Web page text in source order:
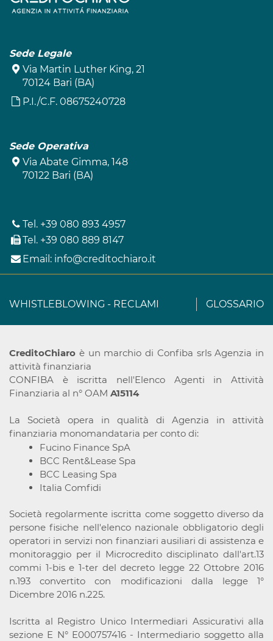
Sede Legale
Via Martin Luther King, 21
70124 Bari (BA)
P.I./C.F. 08675240728
Sede Operativa
Via Abate Gimma, 148
70122 Bari (BA)
Tel. +39 080 893 4957
Tel. +39 080 889 8147
Email: info@creditochiaro.it
WHISTLEBLOWING - RECLAMI GLOSSARIO
CreditoChiaro è un marchio di Confiba srls Agenzia in
attività finanziaria
CONFIBA è iscritta nell'Elenco Agenti in Attività
Finanziaria al n° OAM A15114
La Società opera in qualità di Agenzia in attività
finanziaria monomandataria per conto di:
Fucino Finance SpA
BCC Rent&Lease Spa
BCC Leasing Spa
Italia Comfidi
Società regolarmente iscritta come soggetto diverso da
persone fisiche nell'elenco nazionale obbligatorio degli
operatori in servizi non finanziari ausiliari di assistenza e
monitoraggio per il Microcredito disciplinato dall'art.13
commi 1-bis e 1-ter del decreto legge 22 Ottobre 2016
n.193 convertito con modificazioni dalla legge 1°
Dicembre 2016 n.225.
Iscritta al Registro Unico Intermediari Assicurativi alla
sezione E N° E000757416 - Intermediario soggetto alla